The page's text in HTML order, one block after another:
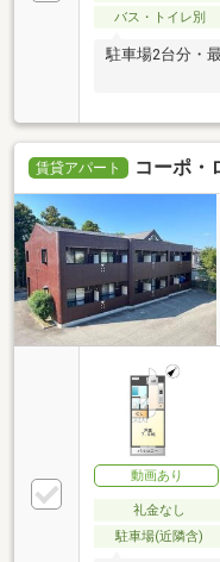
バス・トイレ別
駐車場2台分・
賃貸アパート コーポ・
動画あり
礼金なし
駐車場(近隣含)